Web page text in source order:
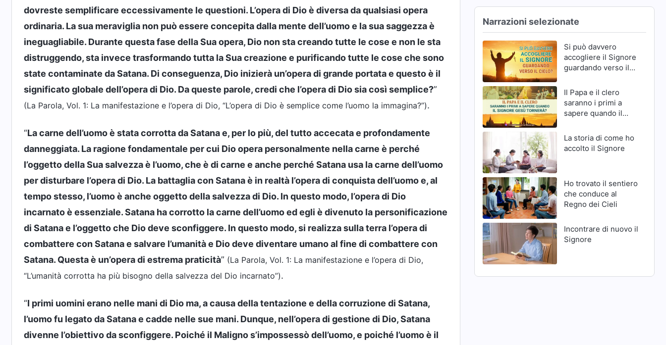
dovreste semplificare eccessivamente le questioni. L’opera di Dio è diversa da qualsiasi opera
ordinaria. La sua meraviglia non può essere concepita dalla mente dell’uomo e la sua saggezza è
ineguagliabile. Durante questa fase della Sua opera, Dio non sta creando tutte le cose e non le sta
distruggendo, sta invece trasformando tutta la Sua creazione e purificando tutte le cose che sono
state contaminate da Satana. Di conseguenza, Dio inizierà un’opera di grande portata e questo è il
significato globale dell’opera di Dio. Da queste parole, credi che l’opera di Dio sia così semplice?”
(La Parola, Vol. 1: La manifestazione e l’opera di Dio, “L’opera di Dio è semplice come l’uomo la immagina?”).
“La carne dell’uomo è stata corrotta da Satana e, per lo più, del tutto accecata e profondamente
danneggiata. La ragione fondamentale per cui Dio opera personalmente nella carne è perché
l’oggetto della Sua salvezza è l’uomo, che è di carne e anche perché Satana usa la carne dell’uomo
per disturbare l’opera di Dio. La battaglia con Satana è in realtà l’opera di conquista dell’uomo e, al
tempo stesso, l’uomo è anche oggetto della salvezza di Dio. In questo modo, l’opera di Dio
incarnato è essenziale. Satana ha corrotto la carne dell’uomo ed egli è divenuto la personificazione
di Satana e l’oggetto che Dio deve sconfiggere. In questo modo, si realizza sulla terra l’opera di
combattere con Satana e salvare l’umanità e Dio deve diventare umano al fine di combattere con
Satana. Questa è un’opera di estrema praticità” (La Parola, Vol. 1: La manifestazione e l’opera di Dio,
“L’umanità corrotta ha più bisogno della salvezza del Dio incarnato”).
“I primi uomini erano nelle mani di Dio ma, a causa della tentazione e della corruzione di Satana,
l’uomo fu legato da Satana e cadde nelle sue mani. Dunque, nell’opera di gestione di Dio, Satana
divenne l’obiettivo da sconfiggere. Poiché il Maligno s’impossessò dell’uomo, e poiché l’uomo è il
Narrazioni selezionate
Si può davvero
accogliere il Signore
guardando verso il
Il Papa e il clero
saranno i primi a
sapere quando il
tornerà?
La storia di come ho
accolto il Signore
Ho trovato il sentiero
che conduce al
Regno dei Cieli
Incontrare di nuovo il
Signore